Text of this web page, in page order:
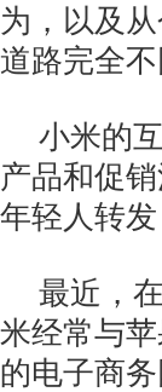
为，以及
道路完全不
小米的
产品和促
年轻人转发
最近，
米经常与
的电子商